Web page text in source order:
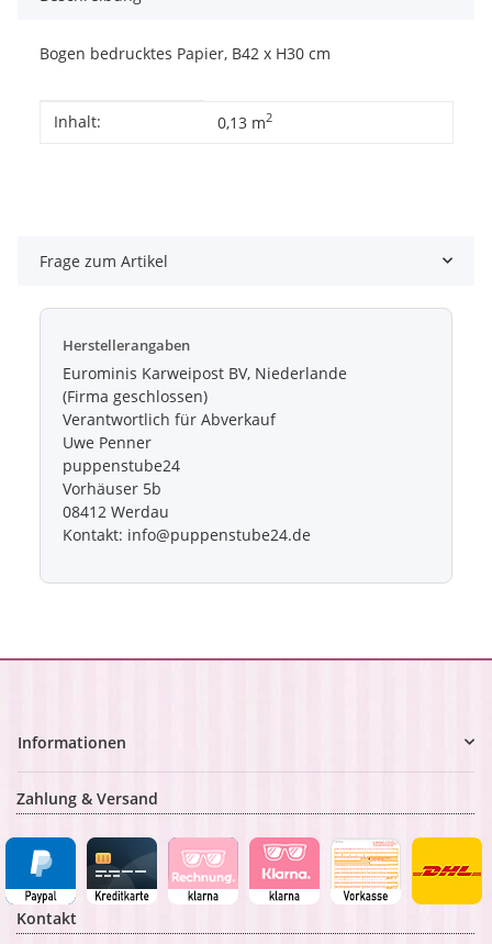
Bogen bedrucktes Papier, B42 x H30 cm
Produkteigenschaft
Wert
Inhalt: 0,13 m2
Frage zum Artikel
Herstellerangaben
Eurominis Karweipost BV, Niederlande
(Firma geschlossen)
Verantwortlich für Abverkauf
Uwe Penner
puppenstube24
Vorhäuser 5b
08412 Werdau
Kontakt: info@puppenstube24.de
Informationen
Zahlung & Versand
Kontakt